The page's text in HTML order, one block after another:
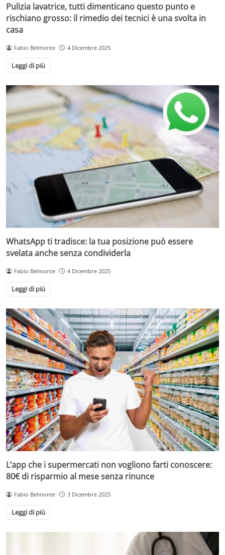
Pulizia lavatrice, tutti dimenticano questo punto e
rischiano grosso: il rimedio dei tecnici è una svolta in
casa
Fabio Belmonte 4 Dicembre 2025
Leggi di più
WhatsApp ti tradisce: la tua posizione può essere
svelata anche senza condividerla
Fabio Belmonte 4 Dicembre 2025
Leggi di più
L’app che i supermercati non vogliono farti conoscere:
80€ di risparmio al mese senza rinunce
Fabio Belmonte 3 Dicembre 2025
Leggi di più